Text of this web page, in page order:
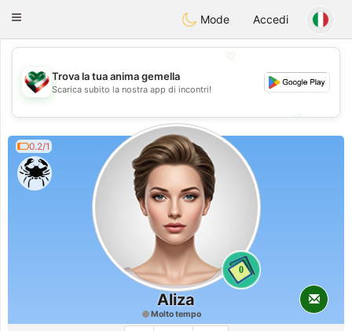
KuwaitChat
Toggle
Mode Accedi
💖
💕
💕
Trova la tua anima gemella
Scarica subito la nostra app di incontri!
0.2/1
0
Aliza
Molto tempo